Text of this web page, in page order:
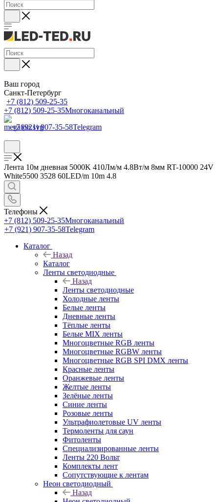
Ваш город
Санкт-Петербург
+7 (812) 509-25-35
+7 (812) 509-25-35Многоканальный
+7 (921) 907-35-58Telegram
Лента 10м дневная 5000K 410Лм/м 4.8Вт/м 8мм RT-10000 24V
White5500 3528 60LED/m 10m 4.8
Телефоны
+7 (812) 509-25-35Многоканальный
+7 (921) 907-35-58Telegram
Каталог
Назад
Каталог
Ленты светодиодные
Назад
Ленты светодиодные
Холодные ленты
Белые ленты
Дневные ленты
Тёплые ленты
Белые MIX ленты
Многоцветные RGB ленты
Многоцветные RGBW ленты
Многоцветные RGB SPI DMX ленты
Красные ленты
Оранжевые ленты
Желтые ленты
Зелёные ленты
Синие ленты
Розовые ленты
Ультрафиолетовые UV ленты
Термоленты для саун
Фитоленты
Специализированные ленты
Ленты 220 Вольт
Комплекты лент
Сопутствующие к лентам
Неон светодиодный
Назад